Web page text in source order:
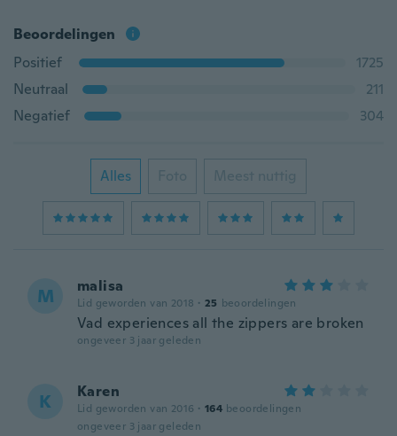
Beoordelingen
Positief
1725
Neutraal
211
Negatief
304
Alles Foto Meest nuttig
M malisa
Lid geworden van 2018 · 25 beoordelingen
Vad experiences all the zippers are broken
ongeveer 3 jaar geleden
K Karen
Lid geworden van 2016 · 164 beoordelingen
ongeveer 3 jaar geleden